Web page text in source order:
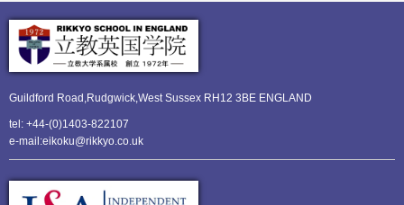
Guildford Road,Rudgwick,West Sussex RH12 3BE ENGLAND
tel: +44-(0)1403-822107
e-mail:eikoku@rikkyo.co.uk